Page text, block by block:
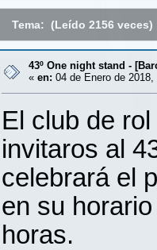
Tema: (Leído 2156 veces)
43º One night stand -
« en: 04 de Enero de 2018,
El club de
invitaros al
celebrará el
en su
horas.